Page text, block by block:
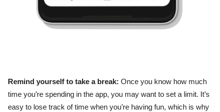
Remind yourself to take a break: Once you know how much
time you’re spending in the app, you may want to set a limit. It’s
easy to lose track of time when you’re having fun, which is why